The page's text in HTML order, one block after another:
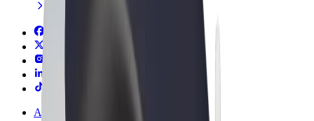
Allmänna villkor